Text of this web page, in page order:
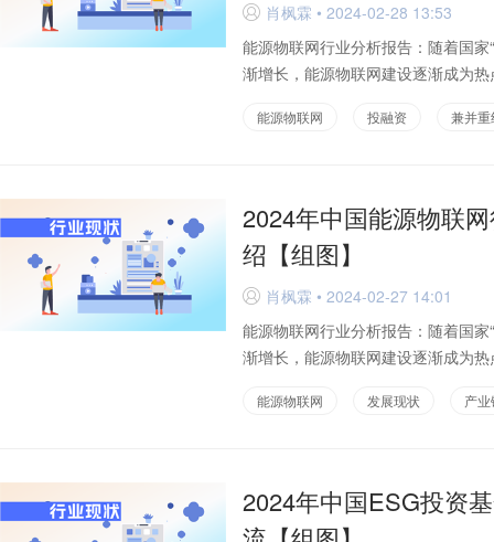
D 肖枫霖 • 2024-02-28 13:53
能源物联网行业分析报告：随着国
渐增长，能源物联网建设逐渐成为
能源物联网 投融资 兼并重
2024年中国能源物联
绍【组图】
D 肖枫霖 • 2024-02-27 14:01
能源物联网行业分析报告：随着国
渐增长，能源物联网建设逐渐成为
能源物联网 发展现状 产
2024年中国ESG投资